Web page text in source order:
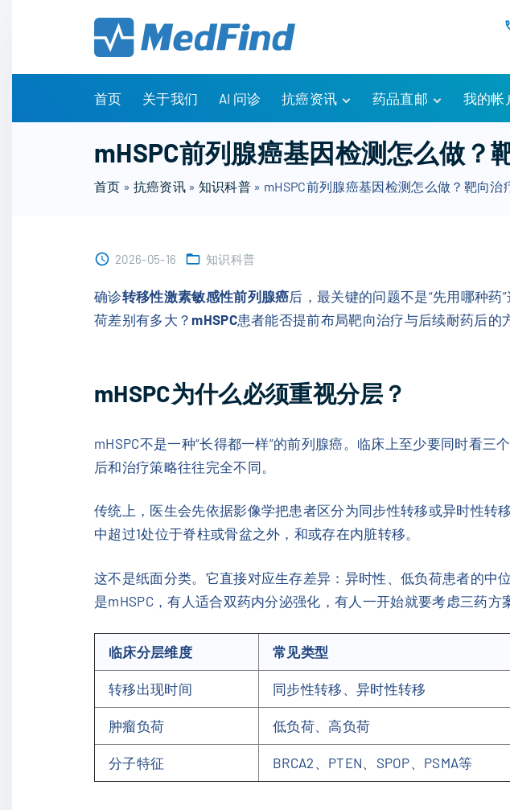
首页 关于我们 AI 问诊 抗癌资讯
有问有答
诊疗指南
药物信息
药品直邮
购物车
订单追踪
优惠活动
我的帐
账户详
我的
mHSPC前列腺癌基因检测怎么做
首页 » 抗癌资讯» 知识科普 » mHSPC前列腺癌基因检测怎么做？靶向
2026-05-16 知识科普
确诊转移性激素敏感性前列腺癌后，最关键的问题不是“先用哪种
荷差别有多大？mHSPC患者能否提前布局靶向治疗与后续耐药后的
mHSPC为什么必须重视分层？
mHSPC不是一种“长得都一样”的前列腺癌。临床上至少要同时看三个
后和治疗策略往往完全不同。
传统上，医生会先依据影像学把患者区分为同步性转移或异时性
中超过1处位于脊柱或骨盆之外，和或存在内脏转移。
这不是纸面分类。它直接对应生存差异：异时性、低负荷患者的
是mHSPC，有人适合双药内分泌强化，有人一开始就要考虑三药方
临床分层维度 常见类型
转移出现时间 同步性转移、异时性转移
肿瘤负荷 低负荷、高负荷
分子特征 BRCA2、PTEN、SPOP、PSMA等